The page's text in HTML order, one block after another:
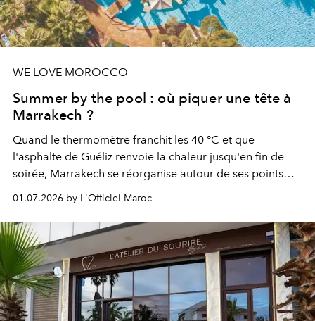
WE LOVE MOROCCO
Summer by the pool : où piquer une tête à
Marrakech ?
Quand le thermomètre franchit les 40 °C et que
l'asphalte de Guéliz renvoie la chaleur jusqu'en fin de
soirée, Marrakech se réorganise autour de ses points
d'eau. À l'Hivernage, le Es Saadi Marrakech Resort ouvre
les portes de son parc de huit hectares et de sa piscine
lagon de 2 400 m² avec trois formules Palace Day Pass
qui permettent d'y passer la journée.
01.07.2026 by L'Officiel Maroc